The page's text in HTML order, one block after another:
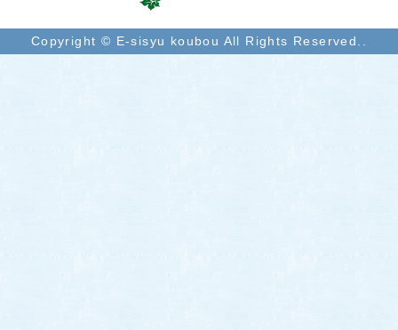
Copyright © E-sisyu koubou All Rights Reserved..